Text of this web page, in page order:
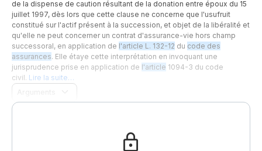
de la dispense de caution résultant de la donation entre époux du 15
juillet 1997, dès lors que cette clause ne concerne que l'usufruit
constitué sur l'actif présent à la succession, et objet de la libéralité et
qu'elle ne peut concerner un contrat d'assurance-vie hors champ
successoral, en application de l'article L. 132-12 du code des
assurances. Elle étaye cette interprétation en invoquant une
jurisprudence prise en application de l'article 1094-3 du code
civil. Lire la suite…